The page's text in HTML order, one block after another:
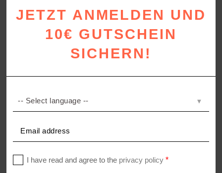
100 BAYRISCHE BÄHRCHEN
Warme Winterdecke
JETZT ANMELDEN UND
10€ GUTSCHEIN
SICHERN!